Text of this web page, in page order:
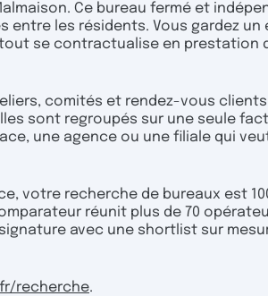
Ce bureau fermé et
les résidents. Vous gardez un
se contractualise en prestation
comités et rendez-vous
sont regroupés sur une seule
une agence ou une filiale qui
votre recherche de bureaux est
réunit plus de 70
avec une shortlist sur
recherche.